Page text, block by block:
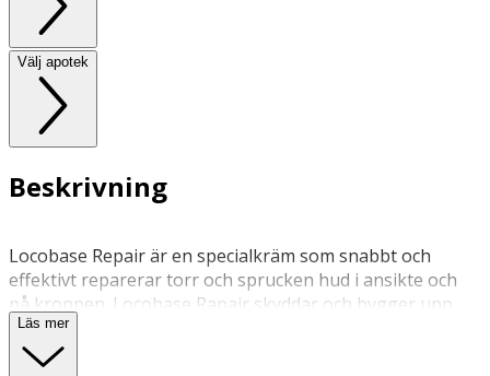
Välj apotek
Beskrivning
Locobase Repair är en specialkräm som snabbt och
effektivt reparerar torr och sprucken hud i ansikte och
på kroppen. Locobase Rapair skyddar och bygger upp
hudbarriären genom att tillföra hudidentiska fettämnen.
Verkar direkt vid applicering och upp till 24 timmar.
Läs mer